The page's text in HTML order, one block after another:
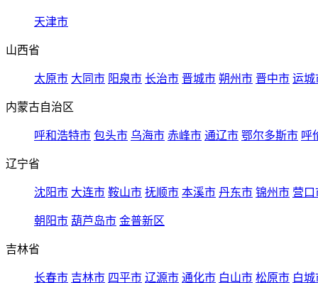
天津市
山西省
太原市 大同市 阳泉市 长治市 晋城市 朔州市 晋中市 运城
内蒙古自治区
呼和浩特市 包头市 乌海市 赤峰市 通辽市 鄂尔多斯市 呼
辽宁省
沈阳市 大连市 鞍山市 抚顺市 本溪市 丹东市 锦州市 营口
朝阳市 葫芦岛市 金普新区
吉林省
长春市 吉林市 四平市 辽源市 通化市 白山市 松原市 白城